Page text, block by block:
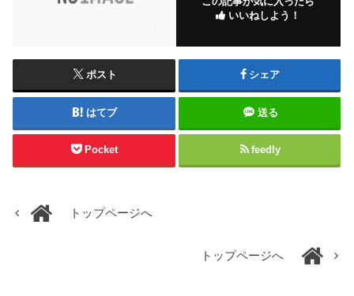
いいねしよう！
ポスト シェア
はてブ 送る
Pocket feedly
トップページへ
トップページへ